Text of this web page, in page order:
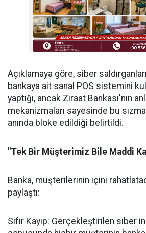
​Açıklamaya göre, siber
bankaya ait sanal POS sistemini
yaptığı, ancak Ziraat Bankası'nın
mekanizmaları sayesinde bu
anında bloke edildiği belirtildi.
​"Tek Bir Müşterimiz Bile Maddi
​Banka, müşterilerinin içini
paylaştı:
​Sıfır Kayıp: Gerçekleştirilen siber